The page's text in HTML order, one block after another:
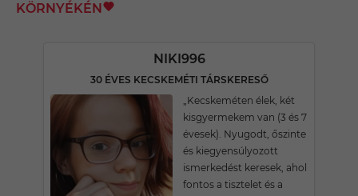
KÖRNYÉKÉN
NIKI996
30 ÉVES KECSKEMÉTI TÁRSKERESŐ
„Kecskeméten élek, két
kisgyermekem van (3 és 7
évesek). Nyugodt, őszinte
és kiegyensúlyozott
ismerkedést keresek, ahol
fontos a tisztelet és a